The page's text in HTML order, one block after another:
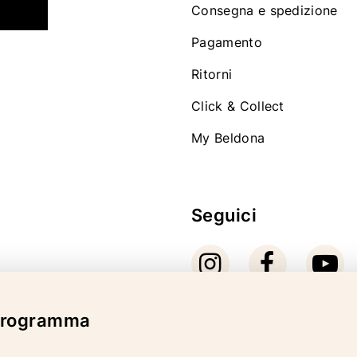
Consegna e spedizione
Pagamento
Ritorni
Click & Collect
My Beldona
Seguici